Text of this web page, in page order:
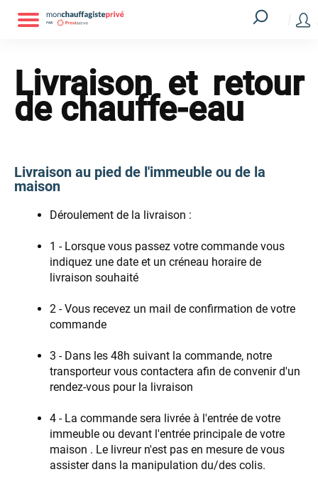
Livraison et retour
de chauffe-eau
Livraison au pied de l'immeuble ou de la
maison
Déroulement de la livraison :
1 - Lorsque vous passez votre commande vous
indiquez une date et un​ créneau​ horaire de
livraison souhaité
​2 - Vous recevez un mail de confirmation de votre
commande
​3 - Dans les 48h suivant la commande, ​notre
transporteur vous contactera afin de convenir d'un
rendez-vous pour la livraison
4 - La commande sera livrée ​à l'entrée de votre
immeuble ou devant l'entrée principale de votre
maison . Le livreur​ n'est pas en mesure de vous
assister dans la manipulation du​/des ​colis.